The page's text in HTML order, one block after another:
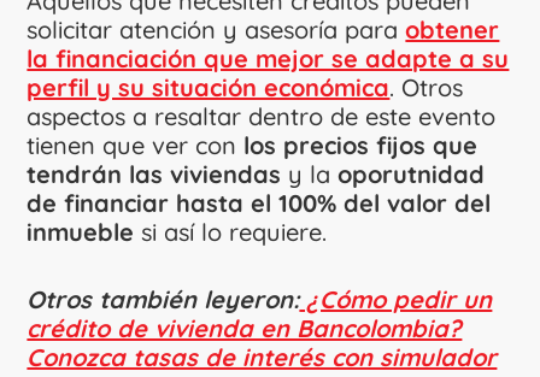
solicitar atención y asesoría paraobtener
la financiación que mejor se adapte a su
perfil y su situación económica. Otros
aspectos a resaltar dentro de este evento
tienen que ver con los precios fijos que
tendrán las viviendas y laoporutnidad
de financiar hasta el 100% del valor del
inmueble si así lo requiere.
Otros también leyeron:¿Cómo pedir un
crédito de vivienda en Bancolombia?
Conozca tasas de interés con simulador